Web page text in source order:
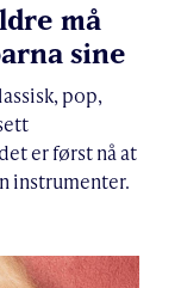
må
sine
pop,
er først nå at
instrumenter.